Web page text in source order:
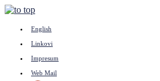
English
Linkovi
Impresum
Web Mail